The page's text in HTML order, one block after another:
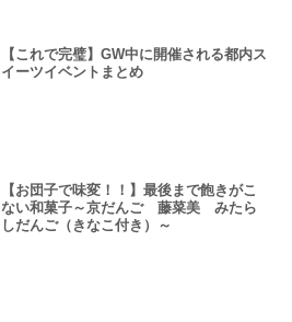
【これで完璧】GW中に開催される都内ス
イーツイベントまとめ
【お団子で味変！！】最後まで飽きがこ
ない和菓子～京だんご 藤菜美 みたら
しだんご（きなこ付き）～